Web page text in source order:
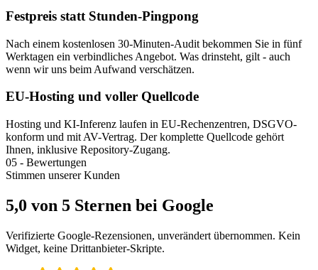
Festpreis statt Stunden-Pingpong
Nach einem kostenlosen 30-Minuten-Audit bekommen Sie in fünf
Werktagen ein verbindliches Angebot. Was drinsteht, gilt - auch
wenn wir uns beim Aufwand verschätzen.
EU-Hosting und voller Quellcode
Hosting und KI-Inferenz laufen in EU-Rechenzentren, DSGVO-
konform und mit AV-Vertrag. Der komplette Quellcode gehört
Ihnen, inklusive Repository-Zugang.
05 - Bewertungen
Stimmen unserer Kunden
5,0 von 5 Sternen bei Google
Verifizierte Google-Rezensionen, unverändert übernommen. Kein
Widget, keine Drittanbieter-Skripte.